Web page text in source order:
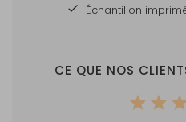
Échantillon
CE QUE NOS